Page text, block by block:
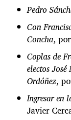
Pedro
Con
Concha,
Coplas de
electos
Ordóñez,
Ingresar en
Javier